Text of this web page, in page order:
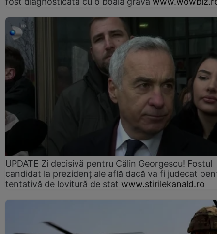
UPDATE Zi decisivă pentru Călin Georgescu! Fostul
candidat la prezidențiale află dacă va fi judecat
tentativă de lovitură de stat www.stirilekanald.ro